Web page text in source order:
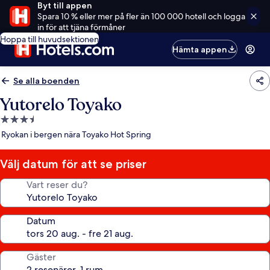
Byt till appen
Spara 10 % eller mer på fler än 100 000 hotell och logga
in för att tjäna förmåner
Hoppa till huvudsektionen
Hämta appen
Se alla boenden
Yutorelo Toyako
3.5-
stjärnigt
Ryokan i bergen nära Toyako Hot Spring
Välj datum för att se priser
Vart reser du?
Datum
Gäster